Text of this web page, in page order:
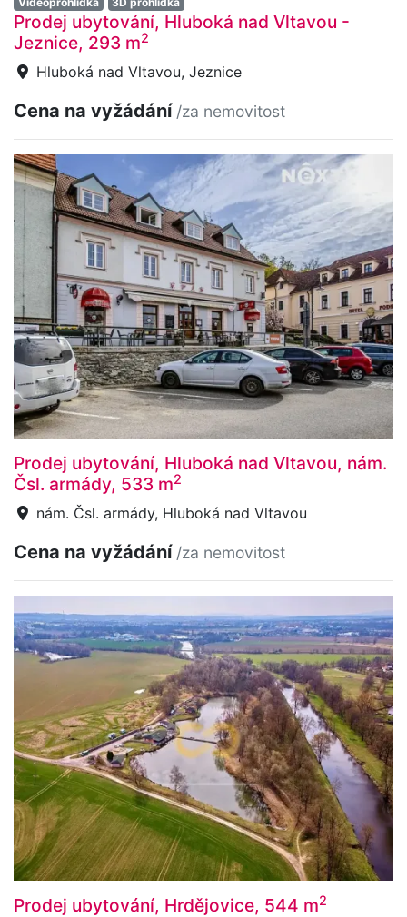
Prodej ubytování, Hluboká nad Vltavou -
Jeznice, 293 m2
Hluboká nad Vltavou, Jeznice
Cena na vyžádání /za nemovitost
Prodej ubytování, Hluboká nad Vltavou, nám.
Čsl. armády, 533 m2
nám. Čsl. armády, Hluboká nad Vltavou
Cena na vyžádání /za nemovitost
Prodej ubytování, Hrdějovice, 544 m2